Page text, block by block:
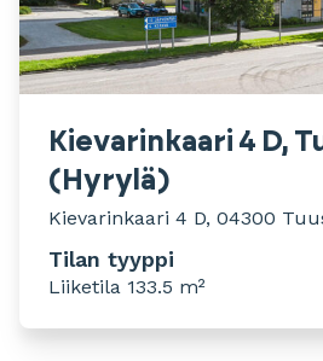
Kievarinkaari 4 D,
(Hyrylä)
Kievarinkaari 4 D, 04300
Tilan tyyppi
Liiketila 133.5 m²